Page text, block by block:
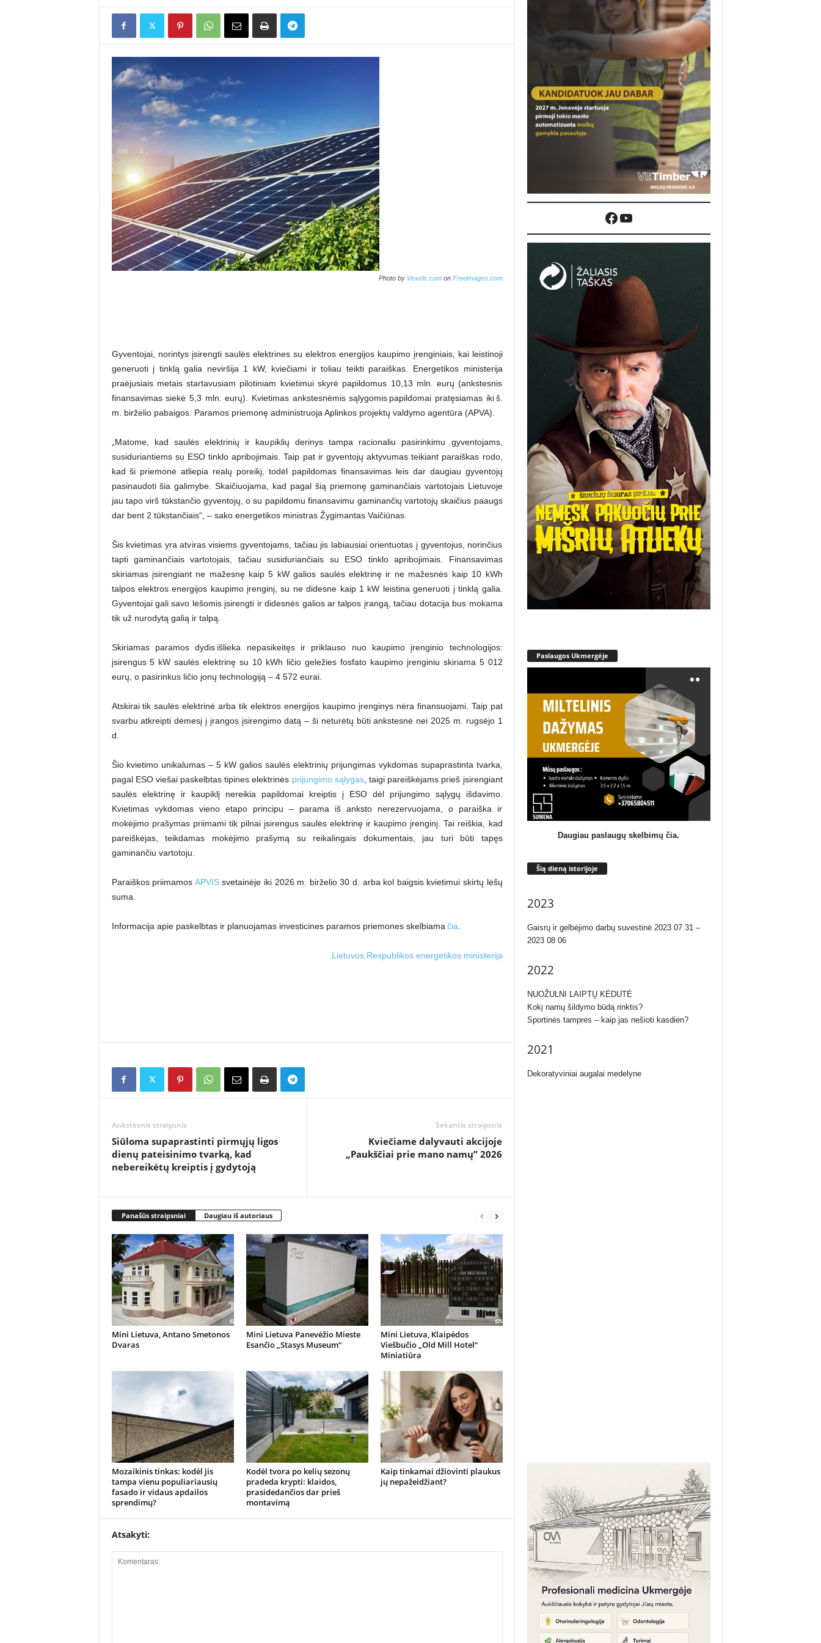
Photo by Vexels.comon Freeimages.com
Gyventojai, norintys įsirengti saulės elektrines su elektros energijos kaupimo įrenginiais, kai leistinoji
generuoti į tinklą galia neviršija 1 kW, kviečiami ir toliau teikti paraiškas. Energetikos ministerija
praėjusiais metais startavusiam pilotiniam kvietimui skyrė papildomus 10,13 mln. eurų (ankstesnis
finansavimas siekė 5,3 mln. eurų). Kvietimas ankstesnėmis sąlygomis papildomai pratęsiamas iki š.
m. birželio pabaigos. Paramos priemonę administruoja Aplinkos projektų valdymo agentūra (APVA).
„Matome, kad saulės elektrinių ir kaupiklių derinys tampa racionaliu pasirinkimu gyventojams,
susiduriantiems su ESO tinklo apribojimais. Taip pat ir gyventojų aktyvumas teikiant paraiškas rodo,
kad ši priemonė atliepia realų poreikį, todėl papildomas finansavimas leis dar daugiau gyventojų
pasinaudoti šia galimybe. Skaičiuojama, kad pagal šią priemonę gaminančiais vartotojais Lietuvoje
jau tapo virš tūkstančio gyventojų, o su papildomu finansavimu gaminančių vartotojų skaičius paaugs
dar bent 2 tūkstančiais“, – sako energetikos ministras Žygimantas Vaičiūnas.
Šis kvietimas yra atviras visiems gyventojams, tačiau jis labiausiai orientuotas į gyventojus, norinčius
tapti gaminančiais vartotojais, tačiau susiduriančiais su ESO tinklo apribojimais. Finansavimas
skiriamas įsirengiant ne mažesnę kaip 5 kW galios saulės elektrinę ir ne mažesnės kaip 10 kWh
talpos elektros energijos kaupimo įrenginį, su ne didesne kaip 1 kW leistina generuoti į tinklą galia.
Gyventojai gali savo lėšomis įsirengti ir didesnės galios ar talpos įrangą, tačiau dotacija bus mokama
tik už nurodytą galią ir talpą.
Skiriamas paramos dydis išlieka nepasikeitęs ir priklauso nuo kaupimo įrenginio technologijos:
įsirengus 5 kW saulės elektrinę su 10 kWh ličio geležies fosfato kaupimo įrenginiu skiriama 5 012
eurų, o pasirinkus ličio jonų technologiją – 4 572 eurai.
Atskirai tik saulės elektrinė arba tik elektros energijos kaupimo įrenginys nėra finansuojami. Taip pat
svarbu atkreipti dėmesį į įrangos įsirengimo datą – ši neturėtų būti ankstesnė nei 2025 m. rugsėjo 1
d.
Šio kvietimo unikalumas – 5 kW galios saulės elektrinių prijungimas vykdomas supaprastinta tvarka,
pagal ESO viešai paskelbtas tipines elektrinės prijungimo sąlygas, taigi pareiškėjams prieš įsirengiant
saulės elektrinę ir kaupiklį nereikia papildomai kreiptis į ESO dėl prijungimo sąlygų išdavimo.
Kvietimas vykdomas vieno etapo principu – parama iš anksto nerezervuojama, o paraiška ir
mokėjimo prašymas priimami tik pilnai įsirengus saulės elektrinę ir kaupimo įrenginį. Tai reiškia, kad
pareiškėjas, teikdamas mokėjimo prašymą su reikalingais dokumentais, jau turi būti tapęs
gaminančiu vartotoju.
Paraiškos priimamos APVISsvetainėje iki 2026 m. birželio 30 d. arba kol baigsis kvietimui skirtų lėšų
suma.
Informacija apie paskelbtas ir planuojamas investicines paramos priemones skelbiama čia
Lietuvos Respublikos energetikos ministerija
Ankstesnis straipsnis
Siūloma supaprastinti pirmųjų ligos
dienų pateisinimo tvarką, kad
nebereikėtų kreiptis į gydytoją
Sekantis straipsnis
Kviečiame dalyvauti akcijoje
„Paukščiai prie mano namų” 2026
Panašūs straipsniai Daugiau iš autoriaus
Mini Lietuva, Antano Smetonos
Dvaras
Mini Lietuva Panevėžio Mieste
Esančio „Stasys Museum“
Mini Lietuva, Klaipėdos
Viešbučio „Old Mill Hotel“
Miniatiūra
Mozaikinis tinkas: kodėl jis
tampa vienu populiariausių
fasado ir vidaus apdailos
sprendimų?
Kodėl tvora po kelių sezonų
pradeda krypti: klaidos,
prasidedančios dar prieš
montavimą
Kaip tinkamai džiovinti plaukus
jų nepažeidžiant?
Atsakyti:
Facebook
YouTube
Paslaugos Ukmergėje
Daugiau paslaugų skelbimų čia.
Šią dieną istorijoje
2023
Gaisrų ir gelbėjimo darbų suvestinė 2023 07 31 –
2023 08 06
2022
NUOŽULNI LAIPTŲ KĖDUTĖ
Kokį namų šildymo būdą rinktis?
Sportinės tamprės – kaip jas nešioti kasdien?
2021
Dekoratyviniai augalai medelyne